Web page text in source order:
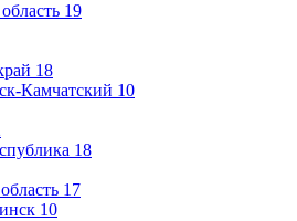
19
18
Камчатский 10
18
17
10